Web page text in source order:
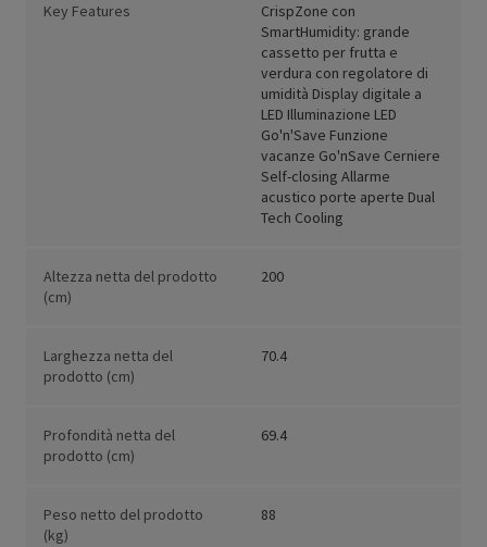
Key Features
CrispZone con
SmartHumidity: grande
cassetto per frutta e
verdura con regolatore di
umidità Display digitale a
LED Illuminazione LED
Go'n'Save Funzione
vacanze Go'nSave Cerniere
Self-closing Allarme
acustico porte aperte Dual
Tech Cooling
Altezza netta del prodotto
(cm)
200
Larghezza netta del
prodotto (cm)
70.4
Profondità netta del
prodotto (cm)
69.4
Peso netto del prodotto
(kg)
88